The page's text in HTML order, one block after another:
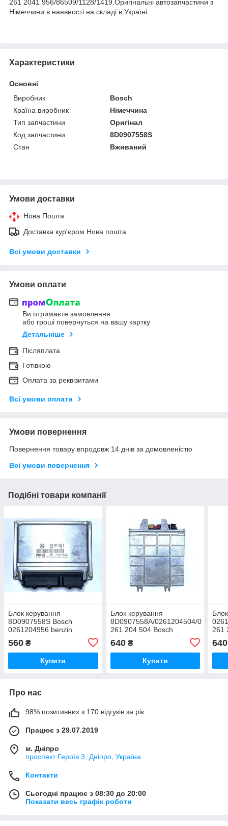
261 2041 956/86509/1128/1419.Оригінальні автозапчастини з
Німеччини в наявності на складі в Україні.
Характеристики
Основні
Виробник
Bosch
Країна виробник
Німеччина
Тип запчастини
Оригінал
Код запчастини
8D0907558S
Стан
Вживаний
Умови доставки
Нова Пошта
Доставка кур'єром Нова пошта
Всі умови доставки
Умови оплати
Ви отримаєте замовлення
або гроші повернуться на вашу картку
Детальніше
Післяплата
Готівкою
Оплата за реквізитами
Всі умови оплати
Умови повернення
Повернення товару впродовж 14 днів за домовленістю
Всі умови повернення
Подібні товари компанії
Блок керування
8D0907558S Bosch
0261204956 benzin
560 ₴
Купити
Блок керування
8D0907558A/0261204504/0
261 204 504 Bosch
640₴
Купити
261
640
Про нас
98% позитивних з 170 відгуків за рік
Працює з 29.07.2019
м. Дніпро
проспект Героїв 3, Дніпро, Україна
Контакти
Сьогодні працює з 08:30 до 20:00
Показати весь графік роботи